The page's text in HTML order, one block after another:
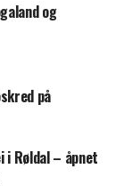
og
på
Røldal – åpnet